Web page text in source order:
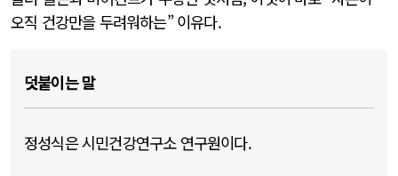
오직 건강만을 두려워하는” 이유다.
덧붙이는 말
정성식은 시민건강연구소 연구원이다.